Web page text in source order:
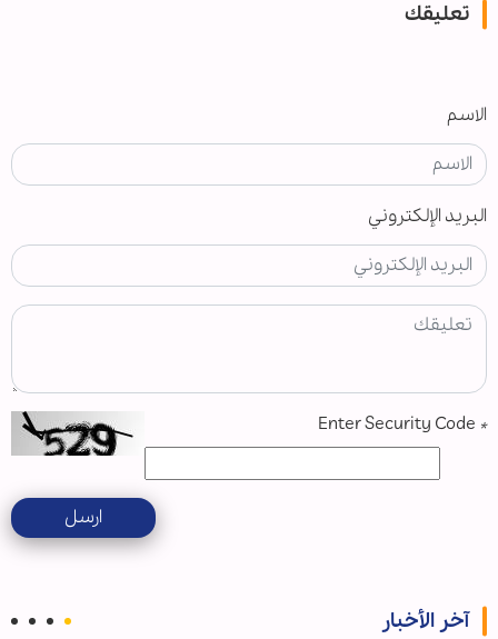
تعليقك
الاسم
البريد الإلكتروني
*
ارسل
آخر الأخبار